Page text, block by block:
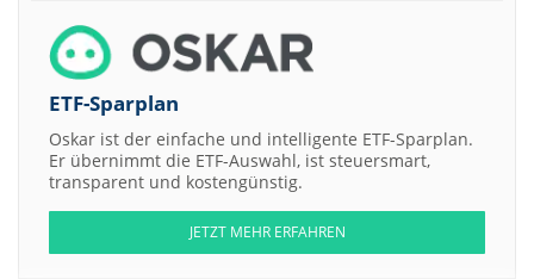
ETF-Sparplan
Oskar ist der einfache und intelligente ETF-Sparplan.
Er übernimmt die ETF-Auswahl, ist steuersmart,
transparent und kostengünstig.
JETZT MEHR ERFAHREN